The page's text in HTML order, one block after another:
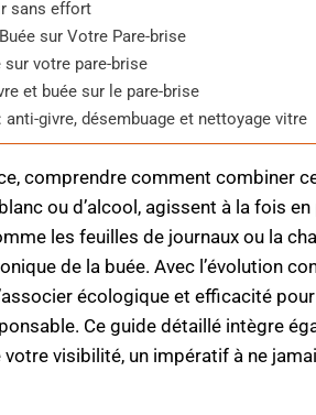
sans effort
sur Votre Pare-brise
votre pare-brise
et buée sur le pare-brise
givre, désembuage et nettoyage vitre
comprendre comment combiner
ou d’alcool, agissent à la fois
les feuilles de journaux ou la
de la buée. Avec l’évolution
écologique et efficacité
Ce guide détaillé intègre
visibilité, un impératif à ne